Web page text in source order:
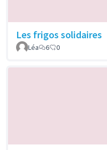
Les frigos solidaires
Léa
6 0